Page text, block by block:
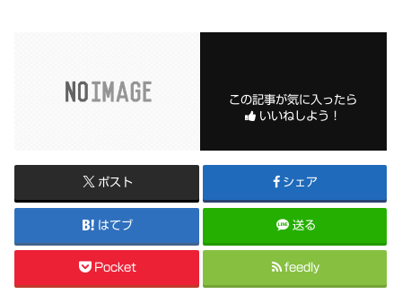
この記事が気に入ったら
いいねしよう！
ポスト シェア
はてブ 送る
Pocket feedly